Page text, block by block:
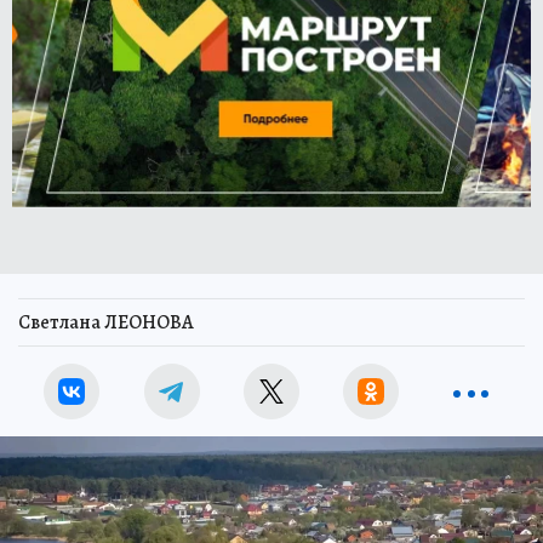
Светлана ЛЕОНОВА